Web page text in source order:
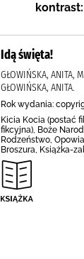
kontrast:
Idą święta!
GŁOWIŃSKA, ANITA,
GŁOWIŃSKA, ANITA.
Rok wydania:
Kicia Kocia (postać
fikcyjna), Boże
Rodzeństwo,
Broszura, Książka-